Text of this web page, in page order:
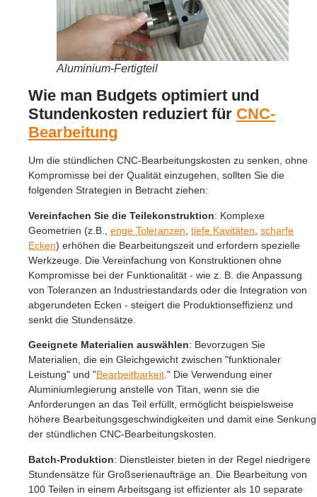
Aluminium-Fertigteil
Wie man Budgets optimiert und
Stundenkosten reduziert für CNC-
Bearbeitung
Um die stündlichen CNC-Bearbeitungskosten zu senken, ohne
Kompromisse bei der Qualität einzugehen, sollten Sie die
folgenden Strategien in Betracht ziehen:
Vereinfachen Sie die Teilekonstruktion: Komplexe
Geometrien (z.B., enge Toleranzen tiefe Kavitäten scharfe
Ecken) erhöhen die Bearbeitungszeit und erfordern spezielle
Werkzeuge. Die Vereinfachung von Konstruktionen ohne
Kompromisse bei der Funktionalität - wie z. B. die Anpassung
von Toleranzen an Industriestandards oder die Integration von
abgerundeten Ecken - steigert die Produktionseffizienz und
senkt die Stundensätze.
Geeignete Materialien auswählen: Bevorzugen Sie
Materialien, die ein Gleichgewicht zwischen "funktionaler
Leistung" und "Bearbeitbarkeit." Die Verwendung einer
Aluminiumlegierung anstelle von Titan, wenn sie die
Anforderungen an das Teil erfüllt, ermöglicht beispielsweise
höhere Bearbeitungsgeschwindigkeiten und damit eine Senkung
der stündlichen CNC-Bearbeitungskosten.
Batch-Produktion: Dienstleister bieten in der Regel niedrigere
Stundensätze für Großserienaufträge an. Die Bearbeitung von
100 Teilen in einem Arbeitsgang ist effizienter als 10 separate